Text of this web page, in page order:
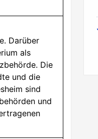
Darüber
als
Die
und die
sind
und